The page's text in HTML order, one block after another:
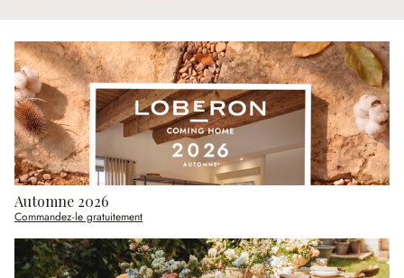
Automne 2026
Commandez-le gratuitement